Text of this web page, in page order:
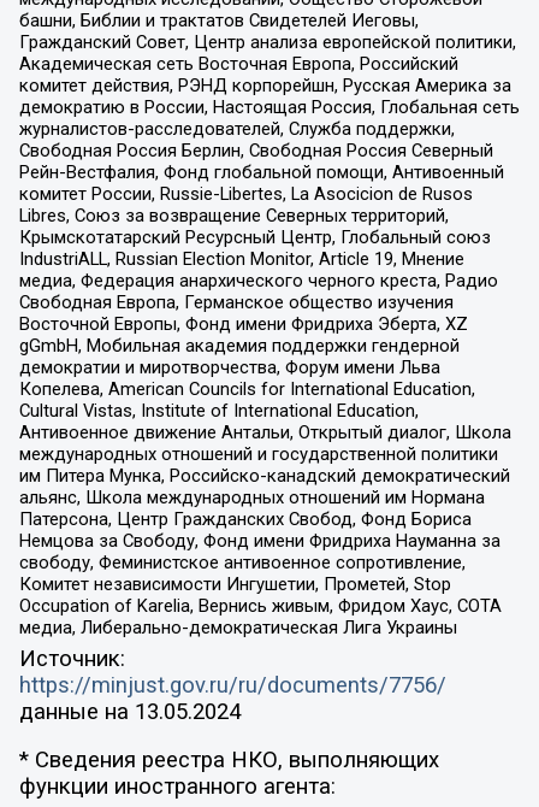
башни, Библии и трактатов Свидетелей Иеговы,
Гражданский Совет, Центр анализа европейской политики,
Академическая сеть Восточная Европа, Российский
комитет действия, РЭНД корпорейшн, Русская Америка за
демократию в России, Настоящая Россия, Глобальная сеть
журналистов-расследователей, Служба поддержки,
Свободная Россия Берлин, Свободная Россия Северный
Рейн-Вестфалия, Фонд глобальной помощи, Антивоенный
комитет России, Russie-Libertes, La Asocicion de Rusos
Libres, Союз за возвращение Северных территорий,
Крымскотатарский Ресурсный Центр, Глобальный союз
IndustriALL, Russian Election Monitor, Article 19, Мнение
медиа, Федерация анархического черного креста, Радио
Свободная Европа, Германское общество изучения
Восточной Европы, Фонд имени Фридриха Эберта, XZ
gGmbH, Мобильная академия поддержки гендерной
демократии и миротворчества, Форум имени Льва
Копелева, American Councils for International Education,
Cultural Vistas, Institute of International Education,
Антивоенное движение Антальи, Открытый диалог, Школа
международных отношений и государственной политики
им Питера Мунка, Российско-канадский демократический
альянс, Школа международных отношений им Нормана
Патерсона, Центр Гражданских Свобод, Фонд Бориса
Немцова за Свободу, Фонд имени Фридриха Науманна за
свободу, Феминистское антивоенное сопротивление,
Комитет независимости Ингушетии, Прометей, Stop
Occupation of Karelia, Вернись живым, Фридом Хаус, СОТА
медиа, Либерально-демократическая Лига Украины
Источник:
https://minjust.gov.ru/ru/documents/7756/
данные на 13.05.2024
* Сведения реестра НКО, выполняющих
функции иностранного агента: